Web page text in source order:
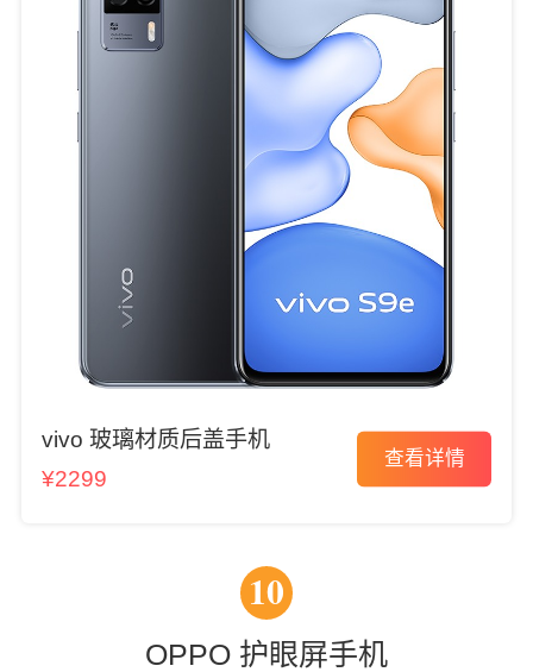
vivo 玻璃材质后盖手机
¥2299
查看详情
10
OPPO 护眼屏手机